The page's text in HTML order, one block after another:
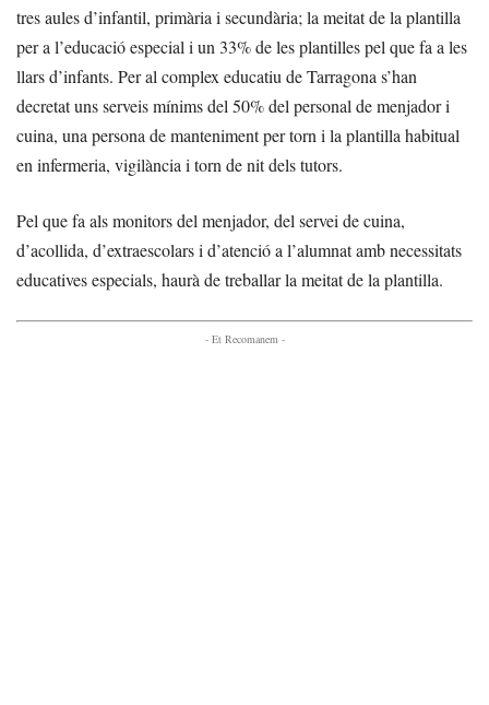
tres aules d’infantil, primària i secundària; la meitat de la plantilla
per a l’educació especial i un 33% de les plantilles pel que fa a les
llars d’infants. Per al complex educatiu de Tarragona s’han
decretat uns serveis mínims del 50% del personal de menjador i
cuina, una persona de manteniment per torn i la plantilla habitual
en infermeria, vigilància i torn de nit dels tutors.
Pel que fa als monitors del menjador, del servei de cuina,
d’acollida, d’extraescolars i d’atenció a l’alumnat amb necessitats
educatives especials, haurà de treballar la meitat de la plantilla.
- Et Recomanem -